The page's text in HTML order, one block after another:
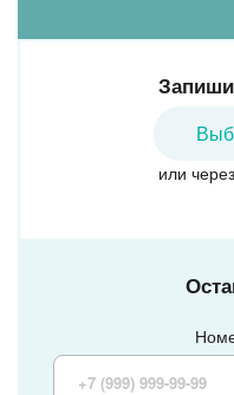
или через